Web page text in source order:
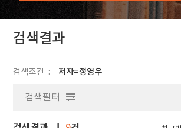
검색결과
검색조건 저자=정영우
검색필터